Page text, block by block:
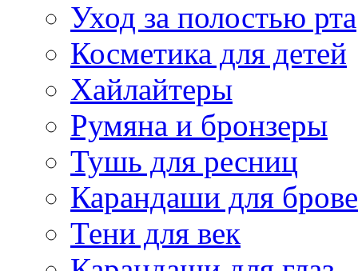
Уход за полостью рта
Косметика для детей
Хайлайтеры
Румяна и бронзеры
Тушь для ресниц
Карандаши для
Тени для век